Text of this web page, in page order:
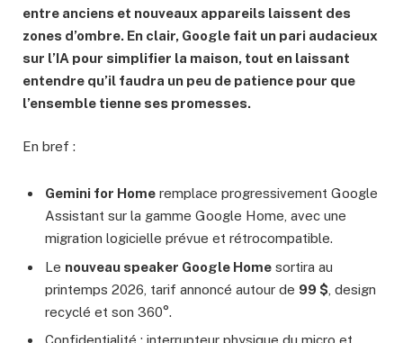
entre anciens et nouveaux appareils laissent des
zones d’ombre. En clair, Google fait un pari audacieux
sur l’IA pour simplifier la maison, tout en laissant
entendre qu’il faudra un peu de patience pour que
l’ensemble tienne ses promesses.
En bref :
Gemini for Home remplace progressivement Google
Assistant sur la gamme Google Home, avec une
migration logicielle prévue et rétrocompatible.
Le nouveau speaker Google Home sortira au
printemps 2026, tarif annoncé autour de 99 $ , design
recyclé et son 360°.